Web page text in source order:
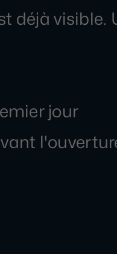
déjà visible.
jour